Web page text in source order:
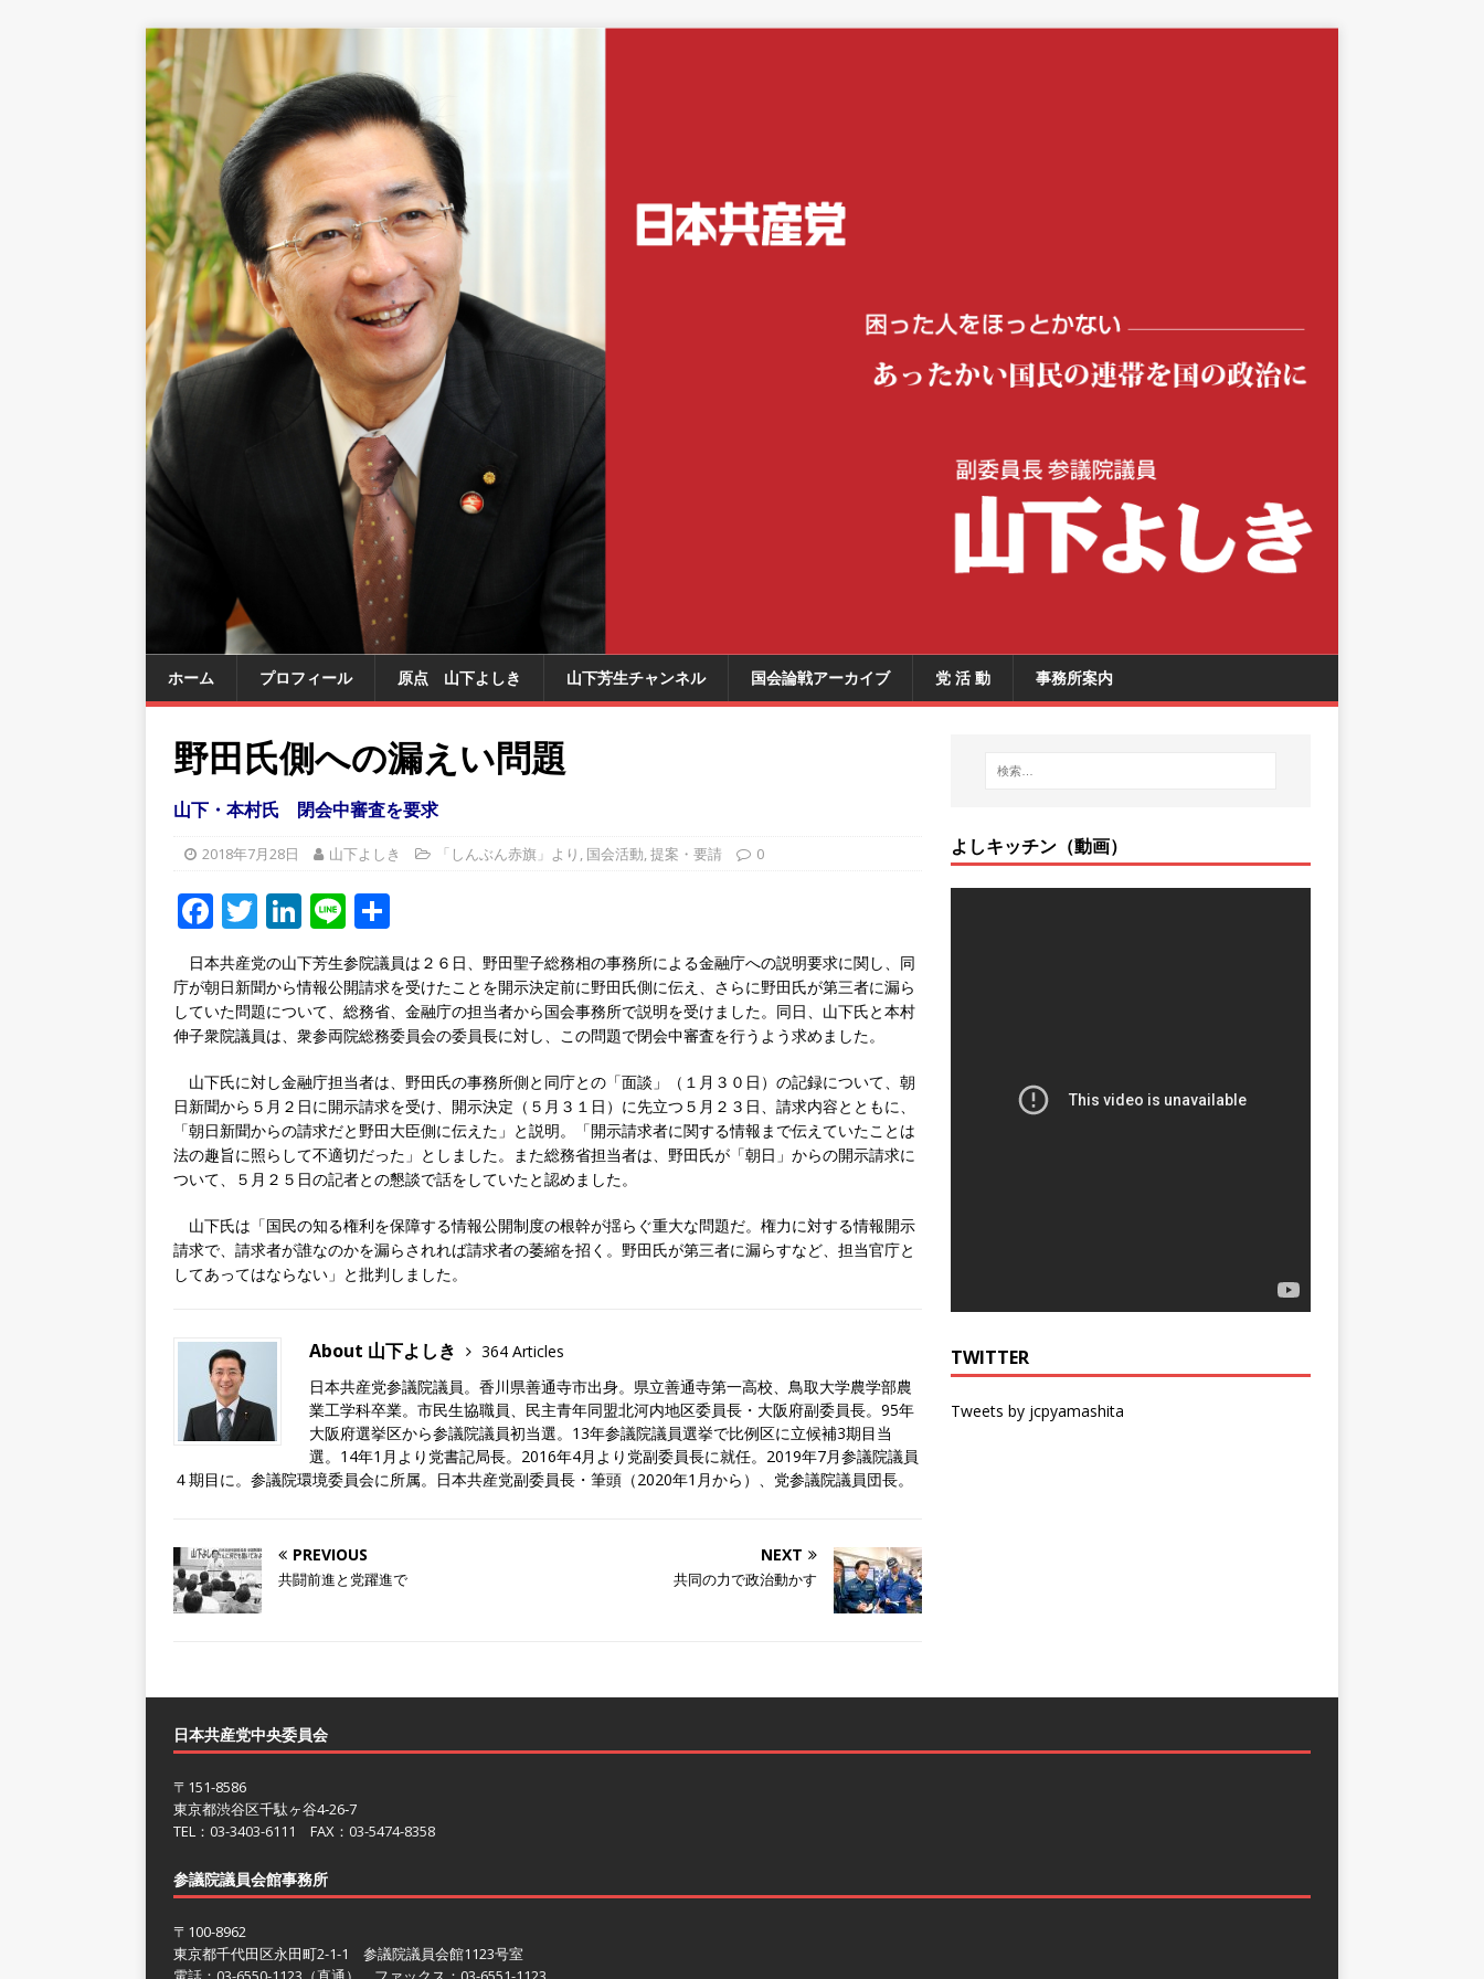
ホーム プロフィール 原点 山下よしき 山下芳生チャンネル 国会論戦アーカイブ 党 活 動 事務所案内
野田氏側への漏えい問題
山下・本村氏 閉会中審査を要求
2018年7月28日 山下よしき 「しんぶん赤旗」より , 国会活動,提案・要請 0
F
a
c
e
b
o
o
k
T
w
it
te
r
Li
n
k
e
dI
n
Li
n
e
有
日本共産党の山下芳生参院議員は２６日、野田聖子総務相の事務所による金融庁への説明要求に関し、同
庁が朝日新聞から情報公開請求を受けたことを開示決定前に野田氏側に伝え、さらに野田氏が第三者に漏ら
していた問題について、総務省、金融庁の担当者から国会事務所で説明を受けました。同日、山下氏と本村
伸子衆院議員は、衆参両院総務委員会の委員長に対し、この問題で閉会中審査を行うよう求めました。
山下氏に対し金融庁担当者は、野田氏の事務所側と同庁との「面談」（１月３０日）の記録について、朝
日新聞から５月２日に開示請求を受け、開示決定（５月３１日）に先立つ５月２３日、請求内容とともに、
「朝日新聞からの請求だと野田大臣側に伝えた」と説明。「開示請求者に関する情報まで伝えていたことは
法の趣旨に照らして不適切だった」としました。また総務省担当者は、野田氏が「朝日」からの開示請求に
ついて、５月２５日の記者との懇談で話をしていたと認めました。
山下氏は「国民の知る権利を保障する情報公開制度の根幹が揺らぐ重大な問題だ。権力に対する情報開示
請求で、請求者が誰なのかを漏らされれば請求者の萎縮を招く。野田氏が第三者に漏らすなど、担当官庁と
してあってはならない」と批判しました。
About 山下よしき
364 Articles
日本共産党参議院議員。香川県善通寺市出身。県立善通寺第一高校、鳥取大学農学部農
業工学科卒業。市民生協職員、民主青年同盟北河内地区委員長・大阪府副委員長。95年
大阪府選挙区から参議院議員初当選。13年参議院議員選挙で比例区に立候補3期目当
選。14年1月より党書記局長。2016年4月より党副委員長に就任。2019年7月参議院議員
４期目に。参議院環境委員会に所属。日本共産党副委員長・筆頭（2020年1月から）、党参議院議員団長。
PREVIOUS
共闘前進と党躍進で
NEXT
共同の力で政治動かす
よしキッチン（動画）
TWITTER
Tweets by jcpyamashita
日本共産党中央委員会
〒151-8586
東京都渋谷区千駄ヶ谷4‐26‐7
TEL： 03-3403-6111 FAX： 03-5474-8358
参議院議員会館事務所
〒100-8962
東京都千代田区永田町2-1-1 参議院議員会館1123号室